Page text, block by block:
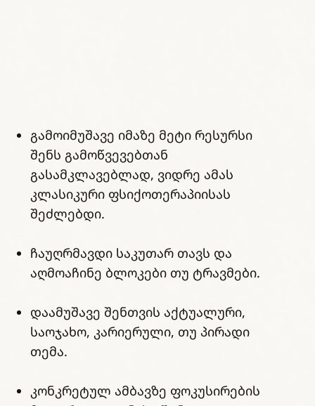
გამოიმუშავე იმაზე მეტი რესურსი
შენს გამოწვევებთან
გასამკლავებლად, ვიდრე ამას
კლასიკური ფსიქოთერაპიისას
შეძლებდი.
ჩაუღრმავდი საკუთარ თავს და
აღმოაჩინე ბლოკები თუ ტრავმები.
დაამუშავე შენთვის აქტუალური,
საოჯახო, კარიერული, თუ პირადი
თემა.
კონკრეტულ ამბავზე ფოკუსირების